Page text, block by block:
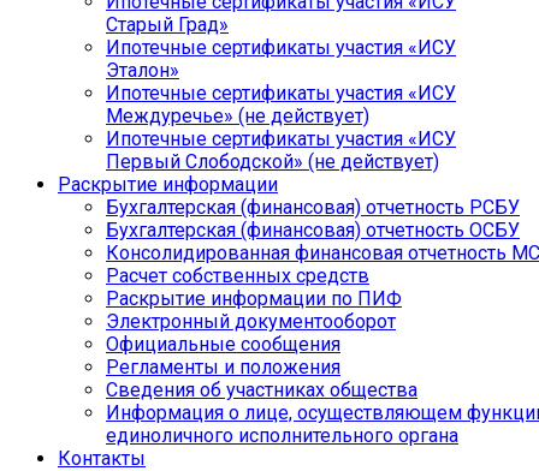
Старый Град»
Ипотечные сертификаты участия «ИСУ
Эталон»
Ипотечные сертификаты участия «ИСУ
Междуречье» (не действует)
Ипотечные сертификаты участия «ИСУ
Первый Слободской» (не действует)
Раскрытие информации
Бухгалтерская (финансовая) отчетность РСБУ
Бухгалтерская (финансовая) отчетность ОСБУ
Консолидированная финансовая отчетность
Расчет собственных средств
Раскрытие информации по ПИФ
Электронный документооборот
Официальные сообщения
Регламенты и положения
Сведения об участниках общества
Информация о лице, осуществляющем
единоличного исполнительного органа
Контакты